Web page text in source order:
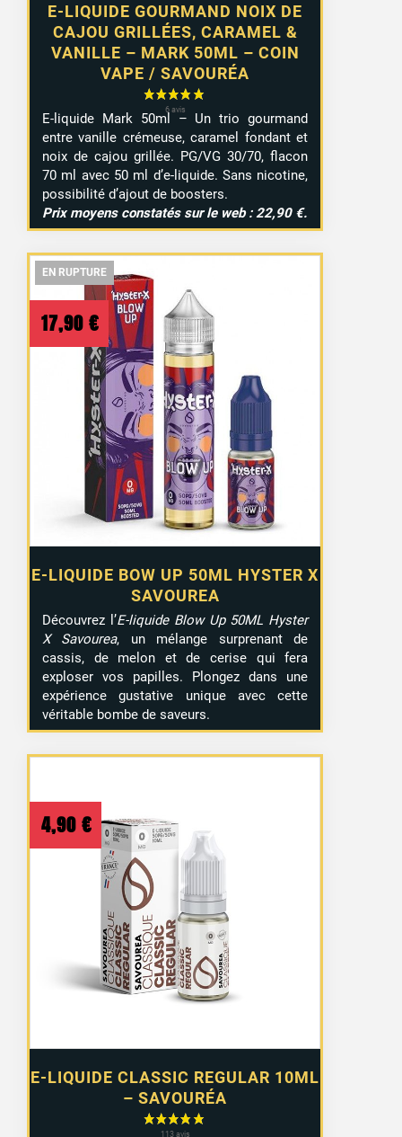
E-LIQUIDE GOURMAND NOIX DE
CAJOU GRILLÉES, CARAMEL &
VANILLE – MARK 50ML – COIN
VAPE / SAVOURÉA
E-liquide Mark 50ml – Un trio gourmand
entre vanille crémeuse, caramel fondant et
noix de cajou grillée. PG/VG 30/70, flacon
70 ml avec 50 ml d’e-liquide. Sans nicotine,
possibilité d’ajout de boosters.
Prix moyens constatés sur le web : 22,90 €.
EN RUPTURE
EN RUPTURE
E-LIQUIDE BOW UP 50ML HYSTER X
SAVOUREA
17,90 €
Découvrez l’E-liquide Blow Up 50ML Hyster
X Savourea, un mélange surprenant de
cassis, de melon et de cerise qui fera
exploser vos papilles. Plongez dans une
expérience gustative unique avec cette
véritable bombe de saveurs.
EN RUPTURE
E-LIQUIDE CLASSIC REGULAR 10ML
– SAVOURÉA
4,90 €